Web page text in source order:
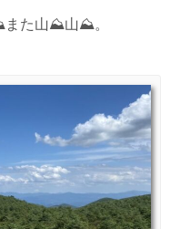
また山⛰山⛰。